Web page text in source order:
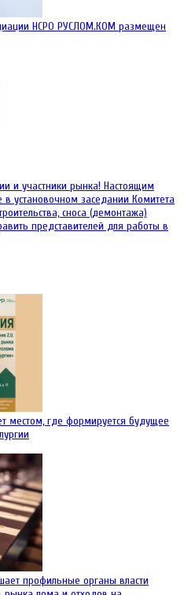
НСРО РУСЛОМ.КОM размещен
и участники рынка! Настоящим
в установочном заседании Комитета
сноса (демонтажа)
представителей для работы в
местом, где формируется будущее
профильные органы власти